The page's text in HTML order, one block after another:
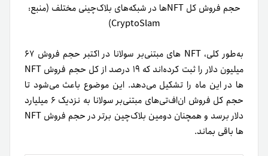
حجم فروش کل NFT‌ها در شبکه‌های بلاک‌چینی مختلف (منبع:
CryptoSlam)
به‌طور کلی، NFT های مبتنی‌بر سولانا در اکتبر حجم فروش ۶۷
میلیون دلار را ثبت کرده‌اند که ۱۹ درصد از کل حجم فروش NFT
ها در این ماه را تشکیل می‌دهد. این موضوع باعث می‌شود تا
حجم کل فروش ان‌اف‌تی‌های مبتنی‌بر سولانا به نزدیک ۶ میلیارد
دلار برسد و همچنان دومین بلاک‌چین برتر در حجم فروش NFT
ها باقی بماند.